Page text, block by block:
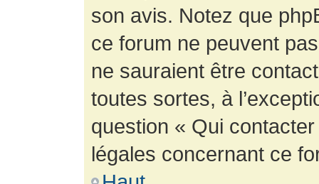
son avis. Notez que
ce forum ne peuvent
ne sauraient être
toutes sortes, à
question « Qui
légales concernant ce